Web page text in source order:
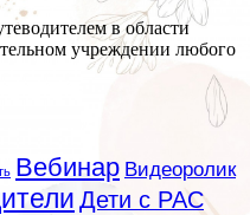
в области
учреждении любого
Вебинар Видеоролик
Дети с РАС